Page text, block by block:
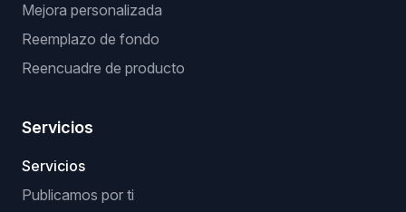
Mejora personalizada
Reemplazo de fondo
Reencuadre de producto
Servicios
Servicios
Publicamos por ti